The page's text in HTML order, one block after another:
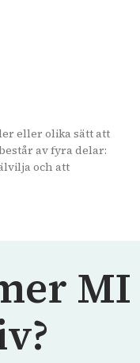
eller olika sätt att
av fyra delar:
och att
MI